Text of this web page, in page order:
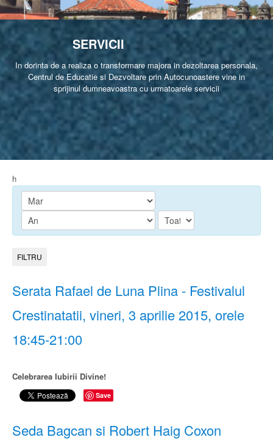
SERVICII
In dorinta de a realiza o transformare majora in dezoltarea personala,
Centrul de Educatie si Dezvoltare prin Autocunoastere vine in
sprijinul dumneavoastra cu urmatoarele servicii
h
FILTRU
Serata Rafael de Luna Plina - Festivalul
Crestinatatii, vineri, 3 aprilie 2015, orele
18:45-21:00
Celebrarea Iubirii Divine!
Save
Seda Bagcan si Robert Haig Coxon